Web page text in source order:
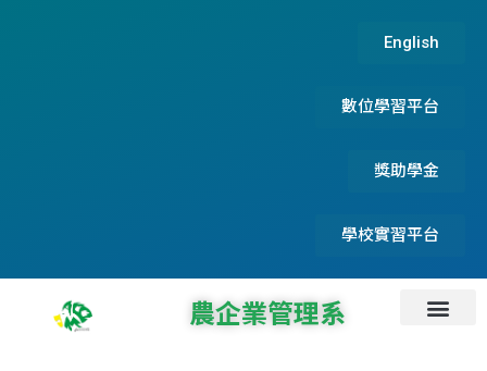
English
數位學習平台
獎助學金
學校實習平台
農企業管理系